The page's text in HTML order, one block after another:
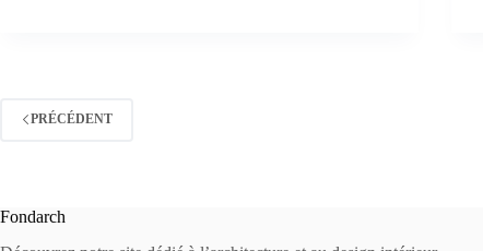
PRÉCÉDENT
Fondarch